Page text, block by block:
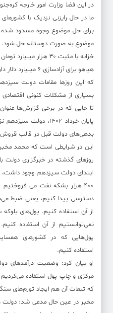
در این فضا وزارت امور خارجه
ما در حال رایزنی نزدیک با
برای حل موضوع وجوه مسدود شده
موضوع به صورت دوستانه حل شود.
خزانه با مثبت ۳۰ هزار میلیارد تومان به دولت جدید تحویل داده شد؟
هیاهو برای
که این روزها مقامات دولت
بسیاری از مشکلات کنونی
بدهی‌های دولت قبل در قالب قروش
این در شرایطی است که محمد
روزهای گذشته در خبرگزاری دولت
۴۰۰ هزار بشکه نفت می
دسترسی پیدا کنیم، یعنی ضبط
از آن استفاده کنیم. پول‌های
نمی‌توانستیم از آن استفاده
پول‌هایی که در کشورهای
استفاده کنیم.
او بیان کرد: وضعیت درآمدهای
مرکزی و چاپ پول استفاده
که تبعات آن هم ایجاد تورم‌های